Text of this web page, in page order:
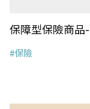
保障型保險商品
#保險